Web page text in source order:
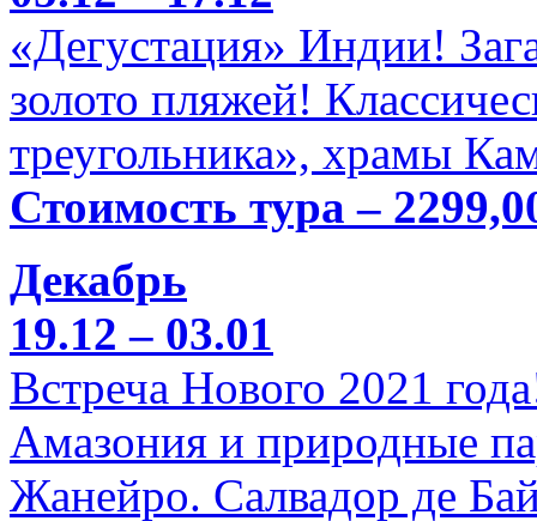
«Дегустация» Индии!
золото пляжей!
треугольника», храмы
Стоимость тура –
Декабрь
19.12 – 03.01
Встреча Нового 2021
Амазония и природные
Жанейро. Салвадор де